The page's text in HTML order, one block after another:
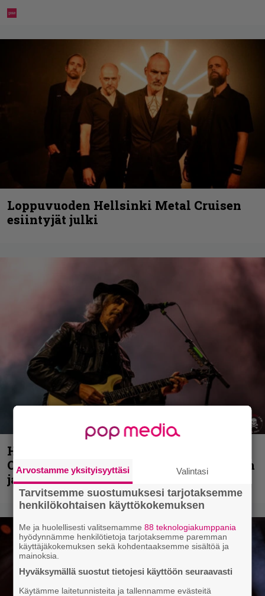
Loppuvuoden Hellsinki Metal Cruisen
esiintyjät julki
Hellsinki Metal Festival kuvina, osa 2:
Opeth, Misþyrming, Eluveitie, Triptykon
ja muita lauantain esiintyjiä
Arvostamme yksityisyyttäsi Valintasi
Tarvitsemme suostumuksesi tarjotaksemme
henkilökohtaisen käyttökokemuksen
Me ja huolellisesti valitsemamme88 teknologiakumppania
hyödynnämme henkilötietoja tarjotaksemme paremman
käyttäjäkokemuksen sekä kohdentaaksemme sisältöä ja
mainoksia.
Hyväksymällä suostut tietojesi käyttöön seuraavasti
Käytämme laitetunnisteita ja tallennamme evästeitä